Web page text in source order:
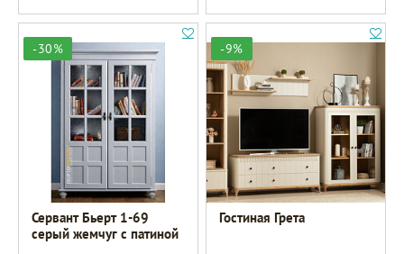
-30%
Сервант Бьерт 1-69
серый жемчуг с патиной
-9%
Гостиная Грета